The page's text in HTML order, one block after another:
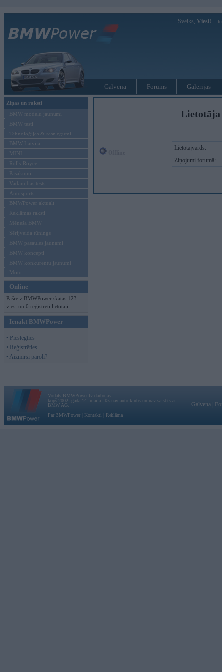
Sveiks, Viesi!
Galvenā Forums Galerijas
Ziņas un raksti
BMW modeļu jaunumi
BMW testi
Tehnoloģijas & sasniegumi
BMW Latvijā
MINI
Rolls-Royce
Pasākumi
Vadāmības tests
Autosports
BMWPower aktuāli
Reklāmas raksti
Mēneša BMW
Sērijveida tūnings
BMW pasaules jaunumi
BMW koncepti
BMW konkurentu jaunumi
Moto
Online
Pašreiz BMWPower skatās 123
viesi un 0 reģistrēti lietotāji.
Ienākt BMWPower
• Pieslēgties
• Reģistrēties
• Aizmirsi paroli?
Lietotāja
Lietotājvārds:
Ziņojumi forumā:
Vortāls BMWPower.lv darbojas
kopš 2002. gada 14. maija. Tas nav auto klubs un nav saistīts ar
BMW AG.
Par BMWPower
Kontakti Reklāma
Galvena